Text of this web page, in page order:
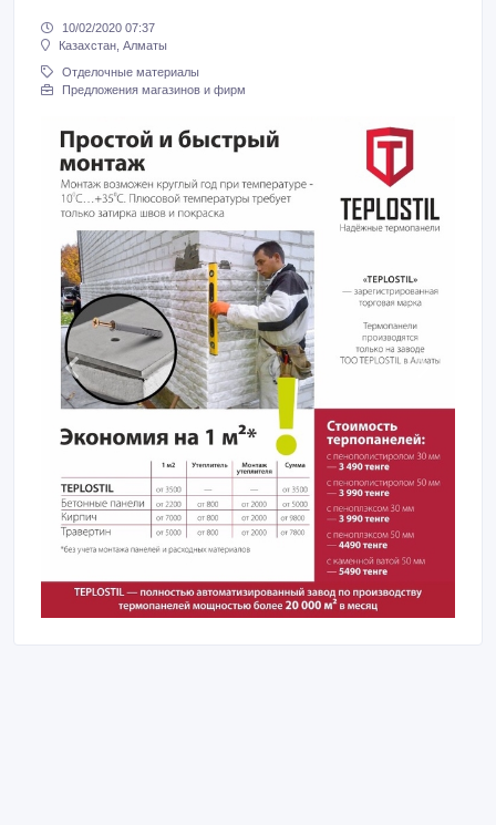
10/02/2020 07:37
Казахстан, Алматы
Отделочные материалы
Предложения магазинов и фирм